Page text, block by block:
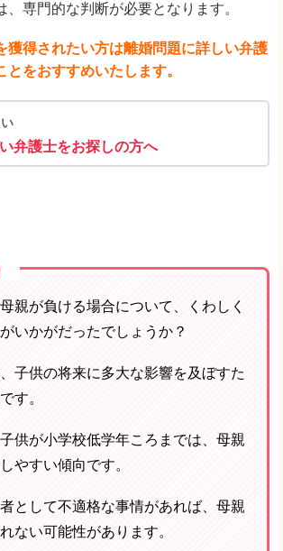
、専門的な判断が必要となります。
獲得されたい方は離婚問題に詳しい弁護
とをおすすめいたします。
弁護士をお探しの方へ
親が負ける場合について、くわしく
いかがだったでしょうか？
子供の将来に多大な影響を及ぼすた
す。
供が小学校低学年ころまでは、母親
やすい傾向です。
として不適格な事情があれば、母親
ない可能性があります。